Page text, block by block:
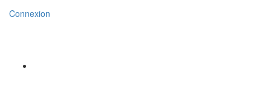
Connexion